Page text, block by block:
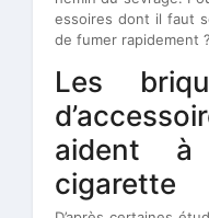
essoires dont il faut
de fumer rapidement ?
Les
aident à
cigarette